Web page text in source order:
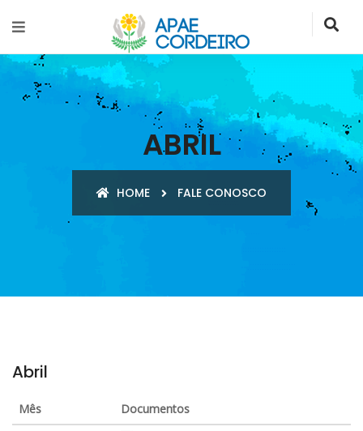
ABRIL
HOME FALE CONOSCO
Abril
Mês
Documentos